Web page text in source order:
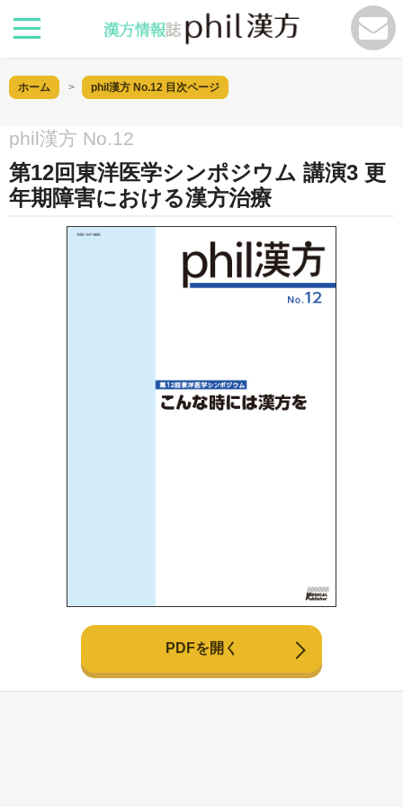
ホーム phil漢方 No.12 目次ページ
phil漢方 No.12
第12回東洋医学シンポジウム 講演3 更
年期障害における漢方治療
PDFを開く